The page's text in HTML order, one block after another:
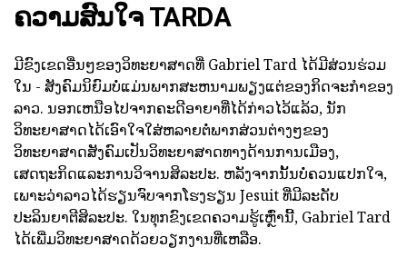
ຄວາມສົນໃຈ TARDA
ມີຂົງເຂດອື່ນໆຂອງວິທະຍາສາດທີ່ Gabriel Tard ໄດ້ມີສ່ວນຮ່ວມ
ໃນ - ສັງຄົມນິຍົມບໍ່ແມ່ນພາກສະຫນາມພຽງແຕ່ຂອງກິດຈະກໍາຂອງ
ລາວ. ນອກເຫນືອໄປຈາກຄະດີອາຍາທີ່ໄດ້ກ່າວໄວ້ແລ້ວ, ນັກ
ວິທະຍາສາດໄດ້ເອົາໃຈໃສ່ຫລາຍຕໍ່ພາກສ່ວນຕ່າງໆຂອງ
ວິທະຍາສາດສັງຄົມເປັນວິທະຍາສາດທາງດ້ານການເມືອງ,
ເສດຖະກິດແລະການວິຈານສິລະປະ. ຫລັງຈາກນັ້ນບໍ່ຄວນແປກໃຈ,
ເພາະວ່າລາວໄດ້ຮຽນຈົບຈາກໂຮງຮຽນ Jesuit ທີ່ມີລະດັບ
ປະລິນຍາຕີສິລະປະ. ໃນທຸກຂົງເຂດຄວາມຮູ້ເຫຼົ່ານີ້, Gabriel Tard
ໄດ້ເພີ່ມວິທະຍາສາດດ້ວຍວຽກງານທີ່ເຫລືອ.